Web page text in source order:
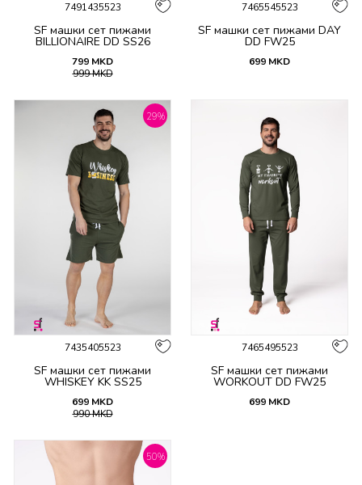
7491435523
SF машки сет пижами
BILLIONAIRE DD SS26
799 MKD
999MKD
7465545523
SF машки сет пижами DAY
DD FW25
699 MKD
29%
7435405523
SF машки сет пижами
WHISKEY KK SS25
699 MKD
990MKD
7465495523
SF машки сет пижами
WORKOUT DD FW25
699 MKD
50%